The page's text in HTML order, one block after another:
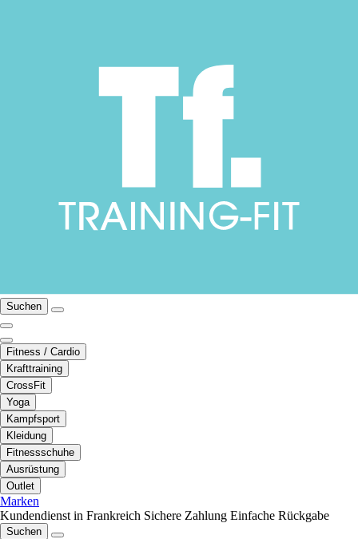
Suchen
Fitness / Cardio
Krafttraining
CrossFit
Yoga
Kampfsport
Kleidung
Fitnessschuhe
Ausrüstung
Outlet
Marken
Kundendienst in Frankreich Sichere Zahlung Einfache Rückgabe
Suchen